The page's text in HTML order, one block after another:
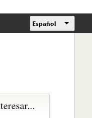
Español